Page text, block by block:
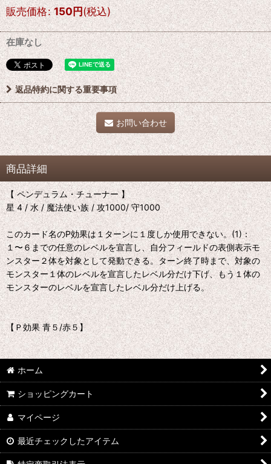
販売価格: 150円(税込)
在庫なし
返品特約に関する重要事項
お問い合わせ
商品詳細
【 ペンデュラム・チューナー 】
星 4 / 水 / 魔法使い族 / 攻1000/ 守1000
このカード名のP効果は１ターンに１度しか使用できない。(1)：
１〜６までの任意のレベルを宣言し、自分フィールドの表側表示モ
ンスター２体を対象として発動できる。ターン終了時まで、対象の
モンスター１体のレベルを宣言したレベル分だけ下げ、もう１体の
モンスターのレベルを宣言したレベル分だけ上げる。
【Ｐ効果 青５/赤５】
ホーム
ショッピングカート
マイページ
最近チェックしたアイテム